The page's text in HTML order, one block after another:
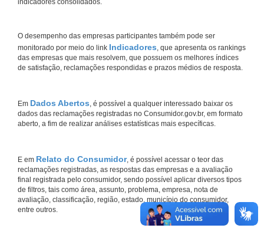
indicadores consolidados.
O desempenho das empresas participantes também pode ser
monitorado por meio do link Indicadores, que apresenta os rankings
das empresas que mais resolvem, que possuem os melhores índices
de satisfação, reclamações respondidas e prazos médios de resposta.
Em Dados Abertos, é possível a qualquer interessado baixar os
dados das reclamações registradas no Consumidor.gov.br, em formato
aberto, a fim de realizar análises estatísticas mais específicas.
E em Relato do Consumidor, é possível acessar o teor das
reclamações registradas, as respostas das empresas e a avaliação
final registrada pelo consumidor, sendo possível aplicar diversos tipos
de filtros, tais como área, assunto, problema, empresa, nota de
avaliação, classificação, região, estado, município do consumidor,
entre outros.